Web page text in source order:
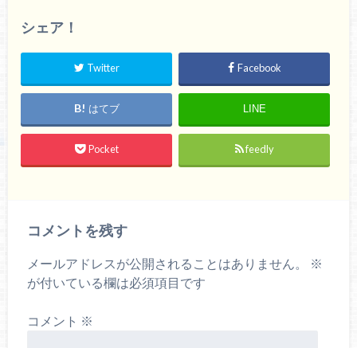
シェア！
Twitter Facebook
はてブ LINE
Pocket feedly
コメントを残す
メールアドレスが公開されることはありません。
※
が付いている欄は必須項目です
コメント ※